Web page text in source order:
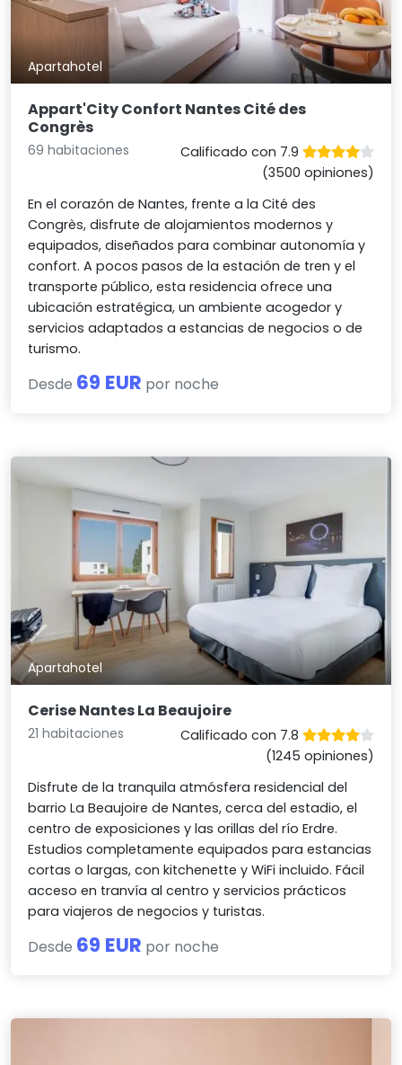
Apartahotel
Appart'City Confort Nantes Cité des
Congrès
69 habitaciones
Calificado con 7.9
(3500 opiniones)
En el corazón de Nantes, frente a la Cité des
Congrès, disfrute de alojamientos modernos y
equipados, diseñados para combinar autonomía y
confort. A pocos pasos de la estación de tren y el
transporte público, esta residencia ofrece una
ubicación estratégica, un ambiente acogedor y
servicios adaptados a estancias de negocios o de
turismo.
Desde 69 EUR por noche
Apartahotel
Cerise Nantes La Beaujoire
21 habitaciones
Calificado con 7.8
(1245 opiniones)
Disfrute de la tranquila atmósfera residencial del
barrio La Beaujoire de Nantes, cerca del estadio, el
centro de exposiciones y las orillas del río Erdre.
Estudios completamente equipados para estancias
cortas o largas, con kitchenette y WiFi incluido. Fácil
acceso en tranvía al centro y servicios prácticos
para viajeros de negocios y turistas.
Desde 69 EUR por noche